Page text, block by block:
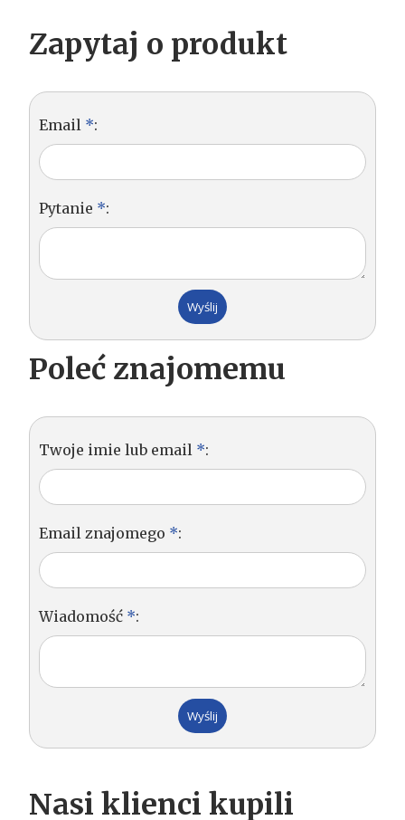
Zapytaj o produkt
Email *:
Pytanie *:
Poleć znajomemu
Twoje imie lub email *:
Email znajomego *:
Wiadomość *:
Nasi klienci kupili